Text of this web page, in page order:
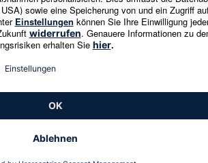
Genannte Preise und Aktionen können abweichen